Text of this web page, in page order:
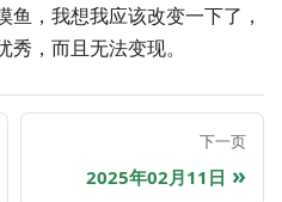
，我想我应该改变一下了，
，而且无法变现。
下一页
2025年02月11日